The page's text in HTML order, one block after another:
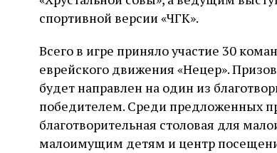
спортивной версии «ЧГК».
Всего в игре приняло участие 30
еврейского движения «Нецер».
будет направлен на один из
победителем. Среди предложенных
благотворительная столовая для
малоимущим детям и центр